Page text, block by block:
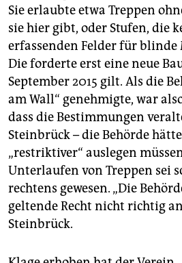
Sie erlaubte etwa Treppen
sie hier gibt, oder Stufen, die
erfassenden Felder für blinde
Die forderte erst eine neue
September 2015 gilt. Als die
am Wall“ genehmigte, war
dass die Bestimmungen
Steinbrück – die Behörde
„restriktiver“ auslegen
Unterlaufen von Treppen sei
rechtens gewesen. „Die
geltende Recht nicht richtig
Steinbrück.